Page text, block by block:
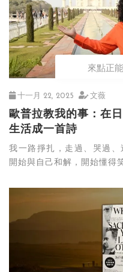
來點正
十一月 22, 2025 文薇
歐普拉教我的事：在
生活成一首詩
我一路掙扎，走過、哭過
開始與自己和解，開始懂得笑